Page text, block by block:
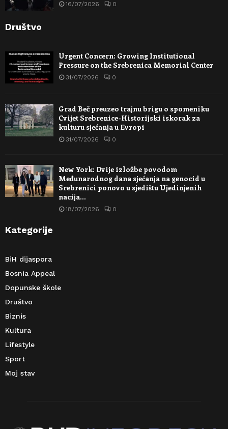
16/07/2026 0
Društvo
Urgent Concern: Growing Institutional
Pressure on the Srebrenica Memorial Center
31/07/2026 0
Grad Beč preuzeo trajnu brigu o spomeniku
Cvijet Srebrenice-Historijski iskorak za
kulturu sjećanja u Evropi
31/07/2026 0
New York: Dvije izložbe povodom
Međunarodnog dana sjećanja na genocid u
Srebrenici ponovo u sjedištu Ujedinjenih
nacija…
18/07/2026 0
Kategorije
BiH dijaspora
Bosnia Appeal
Dopunske škole
Društvo
Biznis
Kultura
Lifestyle
Sport
Moj stav